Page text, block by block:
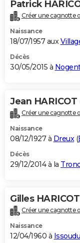
Patrick
Créer une cagnotte
Naissance
18/07/1957 aux
Décès
30/05/2015 à
Jean HARICOT
Créer une cagnotte
Naissance
08/12/1927 à Dreux(
Décès
29/12/2014 à la
Gilles HARICOT
Créer une cagnotte
Naissance
12/04/1960 à